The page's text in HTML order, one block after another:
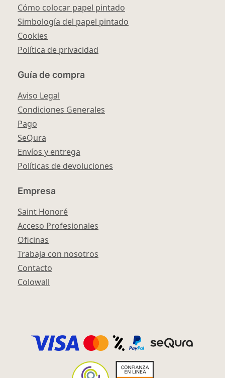
Cómo colocar papel pintado
Simbología del papel pintado
Cookies
Política de privacidad
Guía de compra
Aviso Legal
Condiciones Generales
Pago
SeQura
Envíos y entrega
Políticas de devoluciones
Empresa
Saint Honoré
Acceso Profesionales
Oficinas
Trabaja con nosotros
Contacto
Colowall